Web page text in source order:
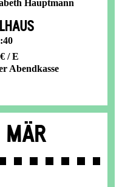
Hauptmann
/ E
Abendkasse
Mär